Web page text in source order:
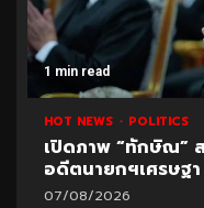
1 min read
HOT NEWS POLITICS
เปิดภาพ “ทักษิณ”
อดีตนายกฯเศรษฐา
07/08/2026